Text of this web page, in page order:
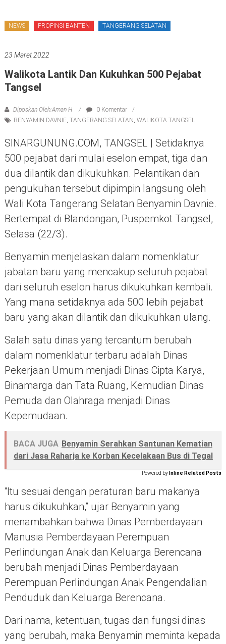
NEWS PROPINSI BANTEN TANGERANG SELATAN
23 Maret 2022
Walikota Lantik Dan Kukuhkan 500 Pejabat
Tangsel
Diposkan Oleh:Aman H
0 Komentar
BENYAMIN DAVNIE, TANGERANG SELATAN , WALIKOTA TANGSEL
SINARGUNUNG.COM, TANGSEL | Setidaknya
500 pejabat dari mulai eselon empat, tiga dan
dua dilantik dan dikukuhkan. Pelantikan dan
pengukuhan tersebut dipimpin langsung oleh
Wali Kota Tangerang Selatan Benyamin Davnie.
Bertempat di Blandongan, Puspemkot Tangsel,
Selasa (22/3).
Benyamin menjelaskan dalam nomenklatur
jabatan baru yang mencakup seluruh pejabat
dari seluruh eselon harus dikukuhkan kembali.
Yang mana setidaknya ada 500 lebih pejabat
baru yang akan dilantik dan dikukuhkan ulang.
Salah satu dinas yang tercantum berubah
dalam nomenklatur terbaru adalah Dinas
Pekerjaan Umum menjadi Dinas Cipta Karya,
Binamarga dan Tata Ruang, Kemudian Dinas
Pemuda dan Olahraga menjadi Dinas
Kepemudaan.
BACA JUGA Benyamin Serahkan Santunan Kematian
dari Jasa Raharja ke Korban Kecelakaan Bus di Tegal
Powered by Inline Related Posts
“Itu sesuai dengan peraturan baru makanya
harus dikukuhkan,” ujar Benyamin yang
menambahkan bahwa Dinas Pemberdayaan
Manusia Pemberdayaan Perempuan
Perlindungan Anak dan Keluarga Berencana
berubah menjadi Dinas Pemberdayaan
Perempuan Perlindungan Anak Pengendalian
Penduduk dan Keluarga Berencana.
Dari nama, ketentuan, tugas dan fungsi dinas
yang berubah, maka Benyamin meminta kepada